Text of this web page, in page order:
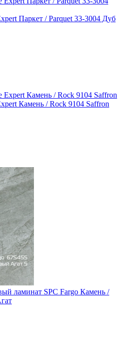
Паркет / Parquet 33-3004 Дуб
Камень / Rock 9104 Saffron
ламинат SPC Fargo Камень /